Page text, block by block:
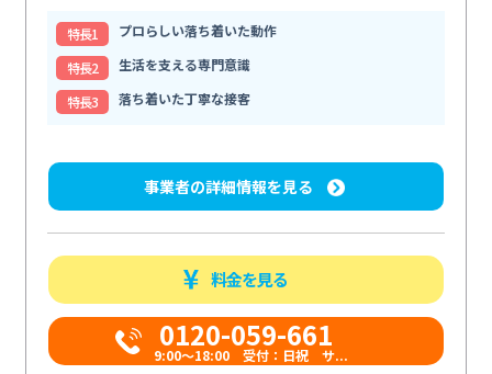
特⻑1
プロらしい落ち着いた動作
特⻑2
生活を支える専門意識
特⻑3
落ち着いた丁寧な接客
事業者の詳細情報を見る
料金を見る
0120-059-661
9:00〜18:00 受付：日祝 サ...